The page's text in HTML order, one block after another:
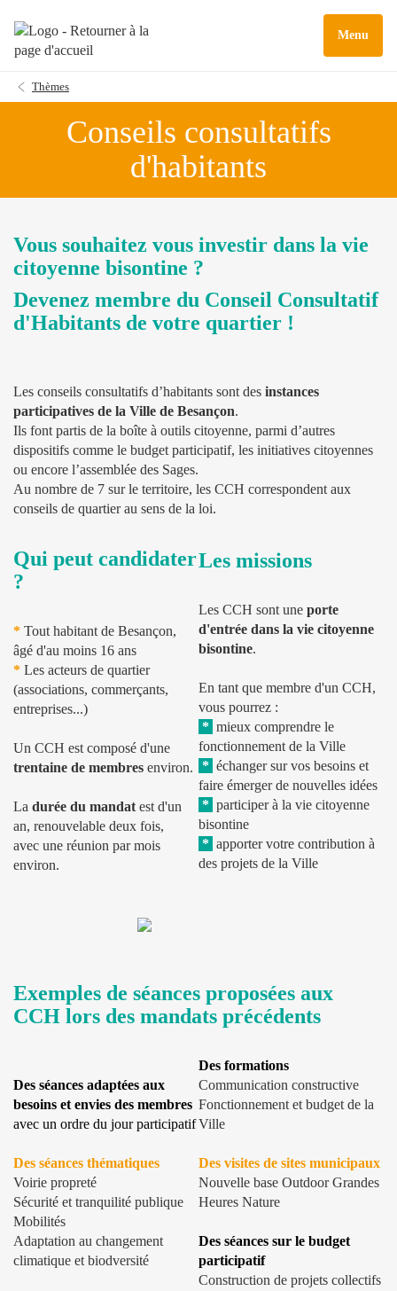
Menu
Thèmes
Conseils consultatifs
d'habitants
Vous souhaitez vous investir dans la vie
citoyenne bisontine ?
Devenez membre du Conseil Consultatif
d'Habitants de votre quartier !
Les conseils consultatifs d’habitants sont des instances
participatives de la Ville de Besançon.
Ils font partis de la boîte à outils citoyenne, parmi d’autres
dispositifs comme le budget participatif, les initiatives citoyennes
ou encore l’assemblée des Sages.
Au nombre de 7 sur le territoire, les CCH correspondent aux
conseils de quartier au sens de la loi.
Qui peut candidater
?
* Tout habitant de Besançon,
âgé d'au moins 16 ans
* Les acteurs de quartier
(associations, commerçants,
entreprises...)
Un CCH est composé d'une
trentaine de membres environ.
La durée du mandat est d'un
an, renouvelable deux fois,
avec une réunion par mois
environ.
Les missions
Les CCH sont une porte
d'entrée dans la vie citoyenne
bisontine.
En tant que membre d'un CCH,
vous pourrez :
* mieux comprendre le
fonctionnement de la Ville
* échanger sur vos besoins et
faire émerger de nouvelles idées
* participer à la vie citoyenne
bisontine
* apporter votre contribution à
des projets de la Ville
Exemples de séances proposées aux
CCH lors des mandats précédents
Des séances adaptées aux
besoins et envies des membres
avec un ordre du jour participatif
Des séances thématiques
Voirie propreté
Sécurité et tranquilité publique
Mobilités
Adaptation au changement
climatique et biodversité
Des formations
Communication constructive
Fonctionnement et budget de la
Ville
Des visites de sites municipaux
Nouvelle base Outdoor Grandes
Heures Nature
Des séances sur le budget
participatif
Construction de projets collectifs